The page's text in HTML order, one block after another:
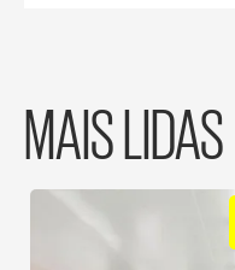
MAIS LIDAS